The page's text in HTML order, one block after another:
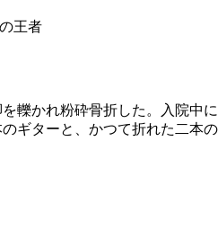
王者
轢かれ粉砕骨折した。入院
ギターと、かつて折れた二本